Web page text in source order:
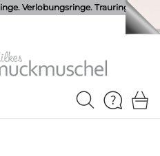
Verlobungsringe. Trauringe.